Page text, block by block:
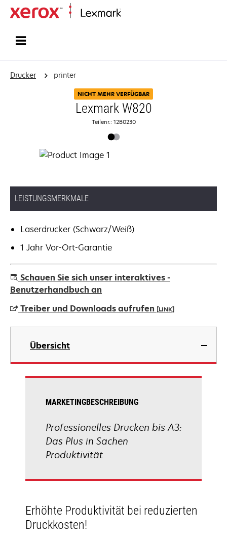
Drucker printer
NICHT MEHR VERFÜGBAR
Lexmark W820
Teilenr.: 12B0230
LEISTUNGSMERKMALE
Laserdrucker (Schwarz/Weiß)
1 Jahr Vor-Ort-Garantie
Schauen Sie sich unser interaktives -
Benutzerhandbuch an
Treiber und Downloads aufrufen [LINK]
wird
einer
neuen
Registerkarte
Übersicht
MARKETINGBESCHREIBUNG
Professionelles Drucken bis A3:
Das Plus in Sachen
Produktivität
Erhöhte Produktivität bei reduzierten
Druckkosten!